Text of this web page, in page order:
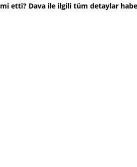
mi etti? Dava ile ilgili tüm detaylar